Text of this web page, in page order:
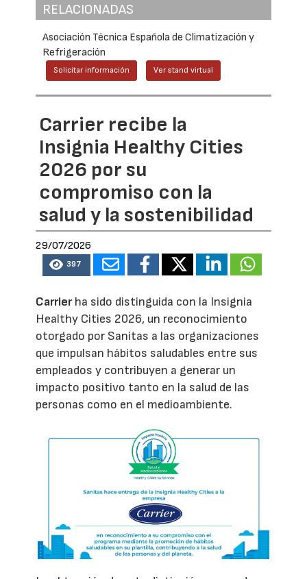
RELACIONADAS
Asociación Técnica Española de Climatización y
Refrigeración
Solicitar información Ver stand virtual
Carrier recibe la
Insignia Healthy Cities
2026 por su
compromiso con la
salud y la sostenibilidad
29/07/2026
397
Carrierha sido distinguida con la Insignia
Healthy Cities 2026, un reconocimiento
otorgado por Sanitas a las organizaciones
que impulsan hábitos saludables entre sus
empleados y contribuyen a generar un
impacto positivo tanto en la salud de las
personas como en el medioambiente.